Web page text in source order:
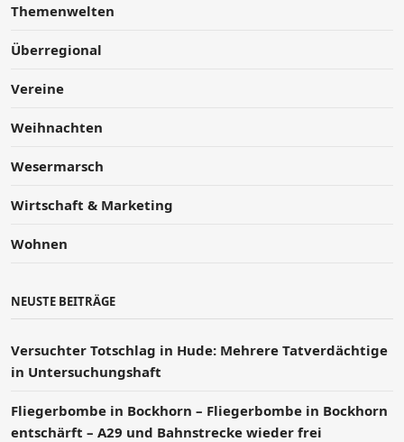
Themenwelten
Überregional
Vereine
Weihnachten
Wesermarsch
Wirtschaft & Marketing
Wohnen
NEUSTE BEITRÄGE
Versucht­er Totschlag in Hude: Mehrere Tatverdächtige
in Untersuchungshaft
Fliegerbombe in Bockhorn – Fliegerbombe in Bockhorn
entschärft – A29 und Bahnstrecke wieder frei